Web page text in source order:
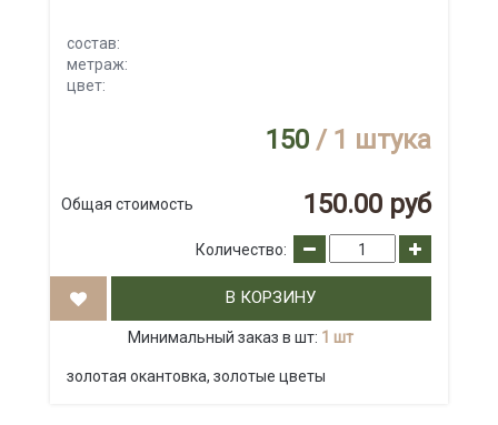
состав:
метраж:
цвет:
150 / 1 штука
Общая стоимость 150.00 руб
Количество:
В КОРЗИНУ
Минимальный заказ в шт: 1 шт
золотая окантовка, золотые цветы